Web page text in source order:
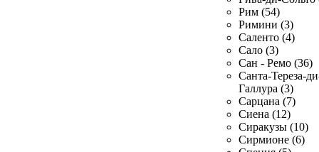
Рим (54)
Римини (3)
Саленто (4)
Сало (3)
Сан - Ремо (36)
Санта-Тереза-
Галлура (3)
Сарцана (7)
Сиена (12)
Сиракузы (10)
Сирмионе (6)